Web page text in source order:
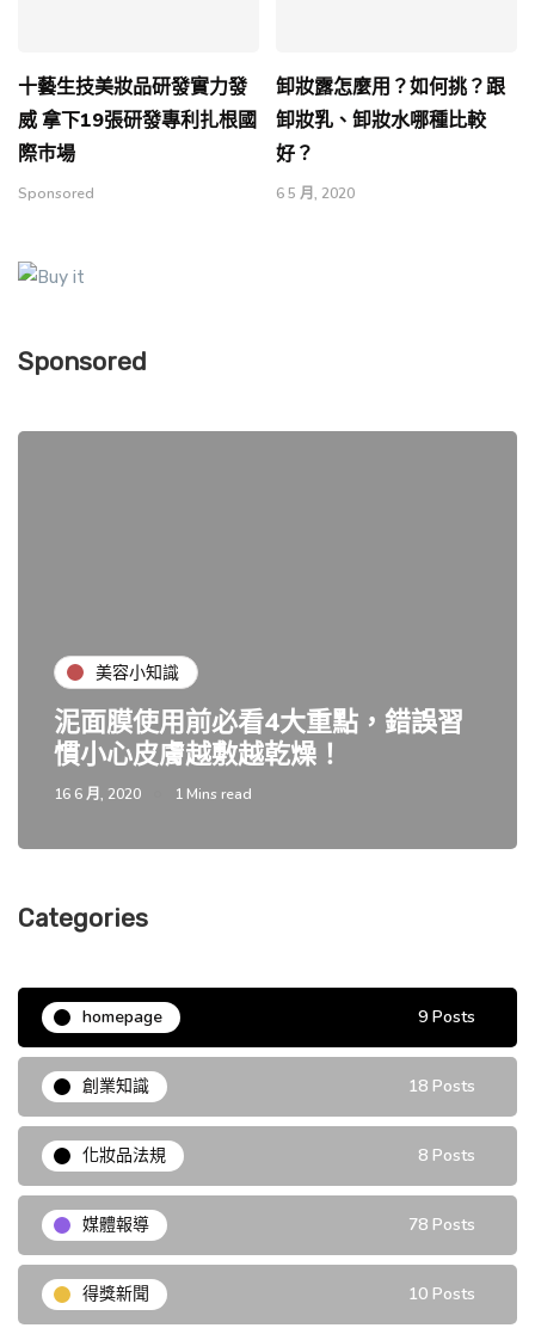
十藝生技美妝品研發實力發
威 拿下19張研發專利扎根國
際巿場
Sponsored
卸妝露怎麼用？如何挑？跟
卸妝乳、卸妝水哪種比較
好？
6 5 月, 2020
Sponsored
美容小知識
泥面膜使用前必看4大重點，錯誤習
慣小心皮膚越敷越乾燥！
16 6 月, 2020 1 Mins read
Categories
homepage 9 Posts
創業知識 18 Posts
化妝品法規 8 Posts
媒體報導 78 Posts
得獎新聞 10 Posts